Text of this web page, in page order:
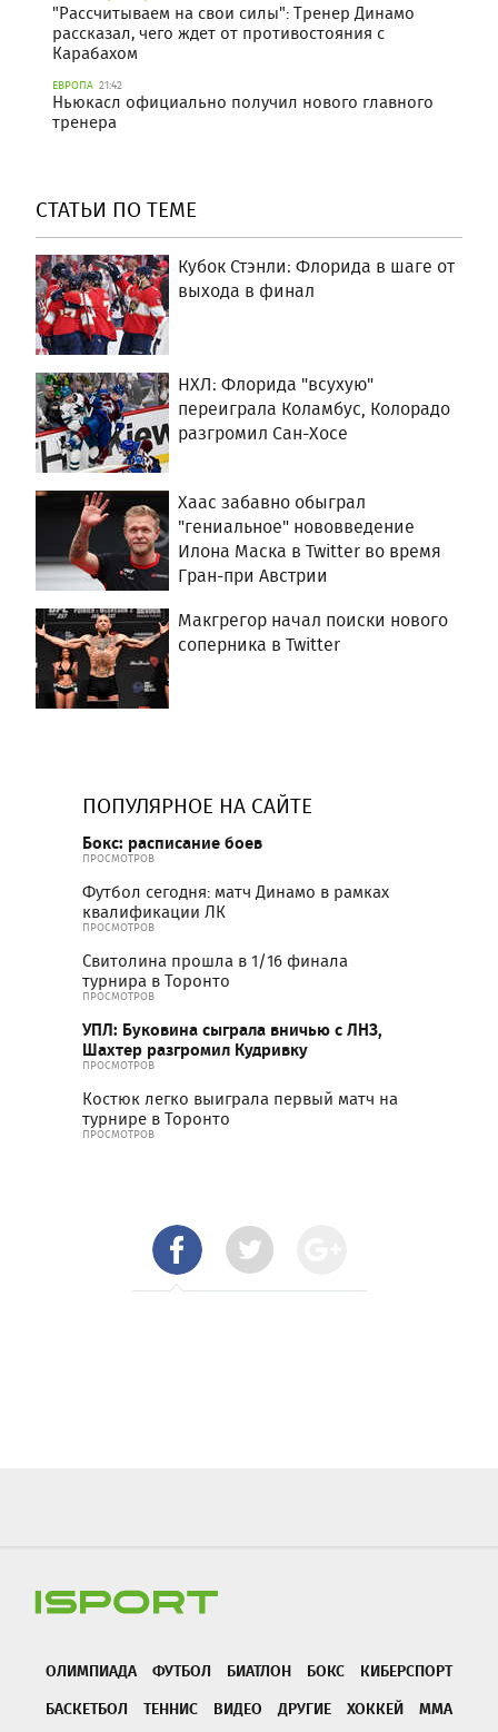
"Рассчитываем на свои силы": Тренер Динамо
рассказал, чего ждет от противостояния с
Карабахом
ЕВРОПА 21:42
Ньюкасл официально получил нового главного
тренера
СТАТЬИ ПО ТЕМЕ
Кубок Стэнли: Флорида в шаге от
выхода в финал
НХЛ: Флорида "всухую"
переиграла Коламбус, Колорадо
разгромил Сан-Хосе
Хаас забавно обыграл
"гениальное" нововведение
Илона Маска в Twitter во время
Гран-при Австрии
Макгрегор начал поиски нового
соперника в Twitter
ПОПУЛЯРНОЕ НА САЙТЕ
Бокс: расписание боев
ПРОСМОТРОВ
Футбол сегодня: матч Динамо в рамках
квалификации ЛК
ПРОСМОТРОВ
Свитолина прошла в 1/16 финала
турнира в Торонто
ПРОСМОТРОВ
УПЛ: Буковина сыграла вничью с ЛНЗ,
Шахтер разгромил Кудривку
ПРОСМОТРОВ
Костюк легко выиграла первый матч на
турнире в Торонто
ПРОСМОТРОВ
ОЛИМПИАДА ФУТБОЛ БИАТЛОН БОКС
КИБЕРСПОРТ
БАСКЕТБОЛ
ТЕННИС ВИДЕО ДРУГИЕ ХОККЕЙ
ММА